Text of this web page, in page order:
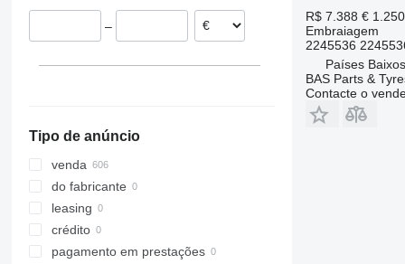
Lituânia
Portugal
–
Tipo de anúncio
venda
do fabricante
leasing
crédito
pagamento em prestações
R$ 7.388 € 1.250
Embraiagem
2245536
Países
BAS Parts &
Contacte o